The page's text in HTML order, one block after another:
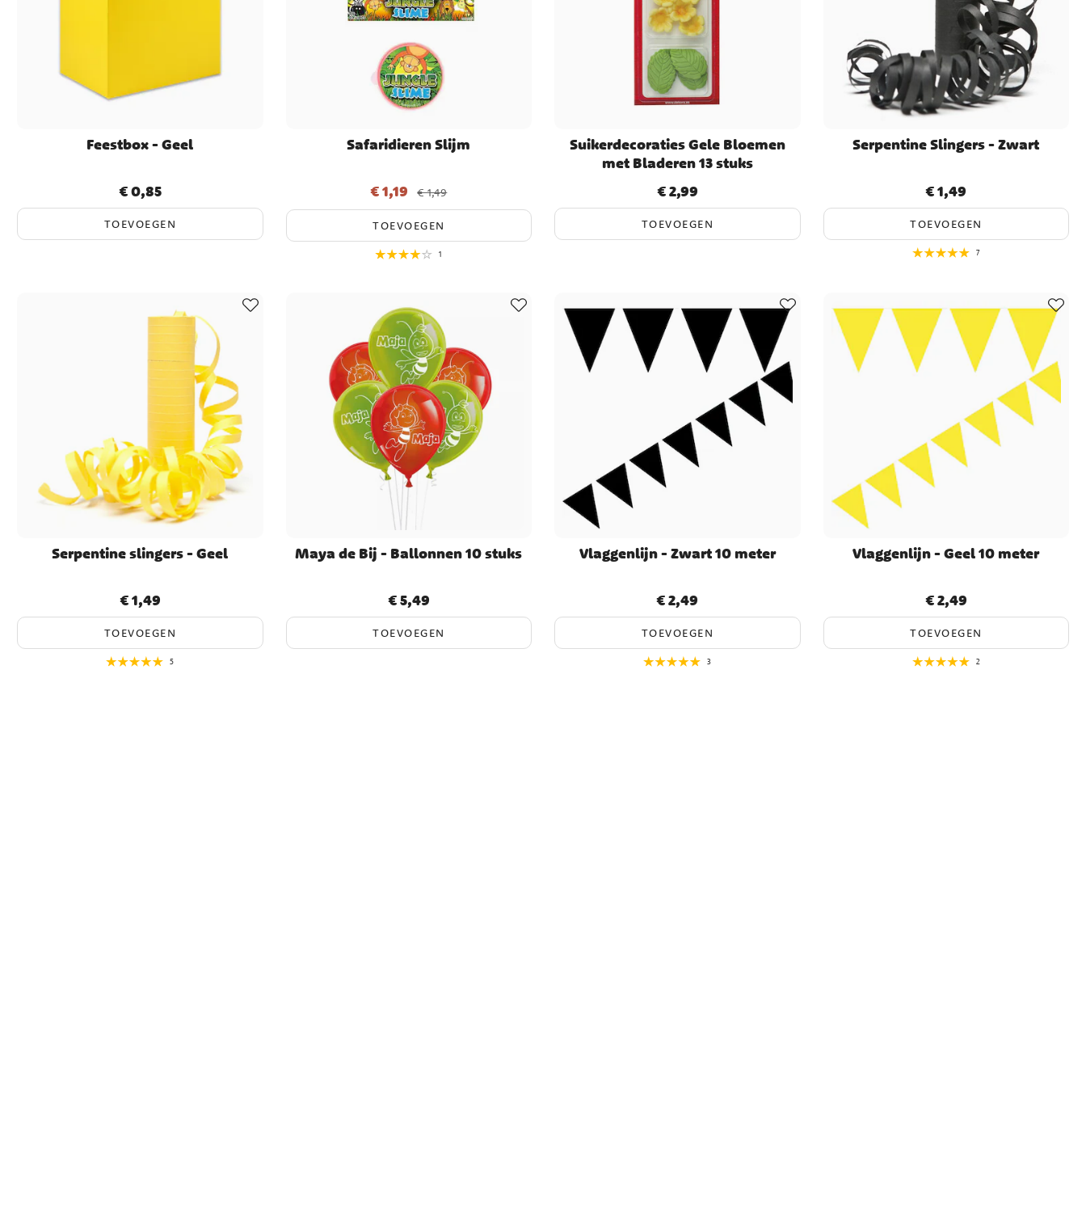
Feestbox - Geel
Prijs:€ 0,85
€ 0,85
TOEVOEGEN
Safaridieren Slijm
Actuele prijs: € 1,19 Vorige prijs
€ 1,19 € 1,49
TOEVOEGEN
1
Suikerdecoraties Gele Bloemen
met Bladeren 13 stuks
Prijs:€ 2,99
€ 2,99
TOEVOEGEN
Serpentine Slingers - Zwart
Prijs:€ 1,49
€ 1,49
TOEVOEGEN
7
Serpentine slingers - Geel
Prijs:€ 1,49
€ 1,49
TOEVOEGEN
5
Maya de Bij - Ballonnen 10 stuks
Prijs:€ 5,49
€ 5,49
TOEVOEGEN
Vlaggenlijn - Zwart 10 meter
Prijs:€ 2,49
€ 2,49
TOEVOEGEN
3
Vlaggenlijn - Geel 10 meter
Prijs:€ 2,49
€ 2,49
TOEVOEGEN
2